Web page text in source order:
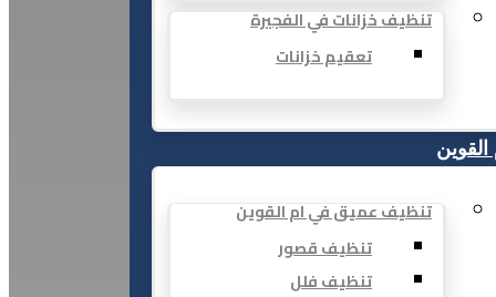
تنظيف خزانات في الفجيرة
تعقيم خزانات
القوين
تنظيف عميق في ام القوين
تنظيف قصور
تنظيف فلل